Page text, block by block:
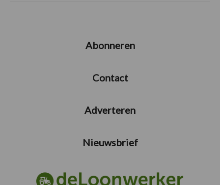
Abonneren
Contact
Adverteren
Nieuwsbrief